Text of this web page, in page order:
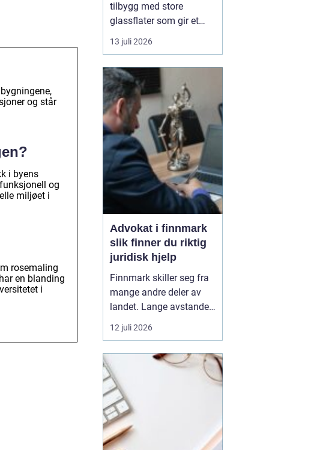
og står
i byens
og
miljøet i
rosemaling
en blanding
i
tilbygg med store
glassflater som gir et
lyst og lunt oppholdsrom
nær hagen, også når
fungere som en ekstra
stue, spiseplass eller
stille son...
13 juli 2026
Advokat i finnmark
slik finner du riktig
juridisk hjelp
Finnmark skiller seg fra
mange andre deler av
landet. Lange avstander,
små lokalsamfunn, sterk
tilknytning til natur og
rettigheter gjør at mange
juridiske spørsmål får en
ekstra dimensjon. Når en
privatperson eller en
bedrift i...
12 juli 2026